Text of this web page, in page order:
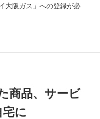
大阪ガス」への登録が必
商品、サービ
に